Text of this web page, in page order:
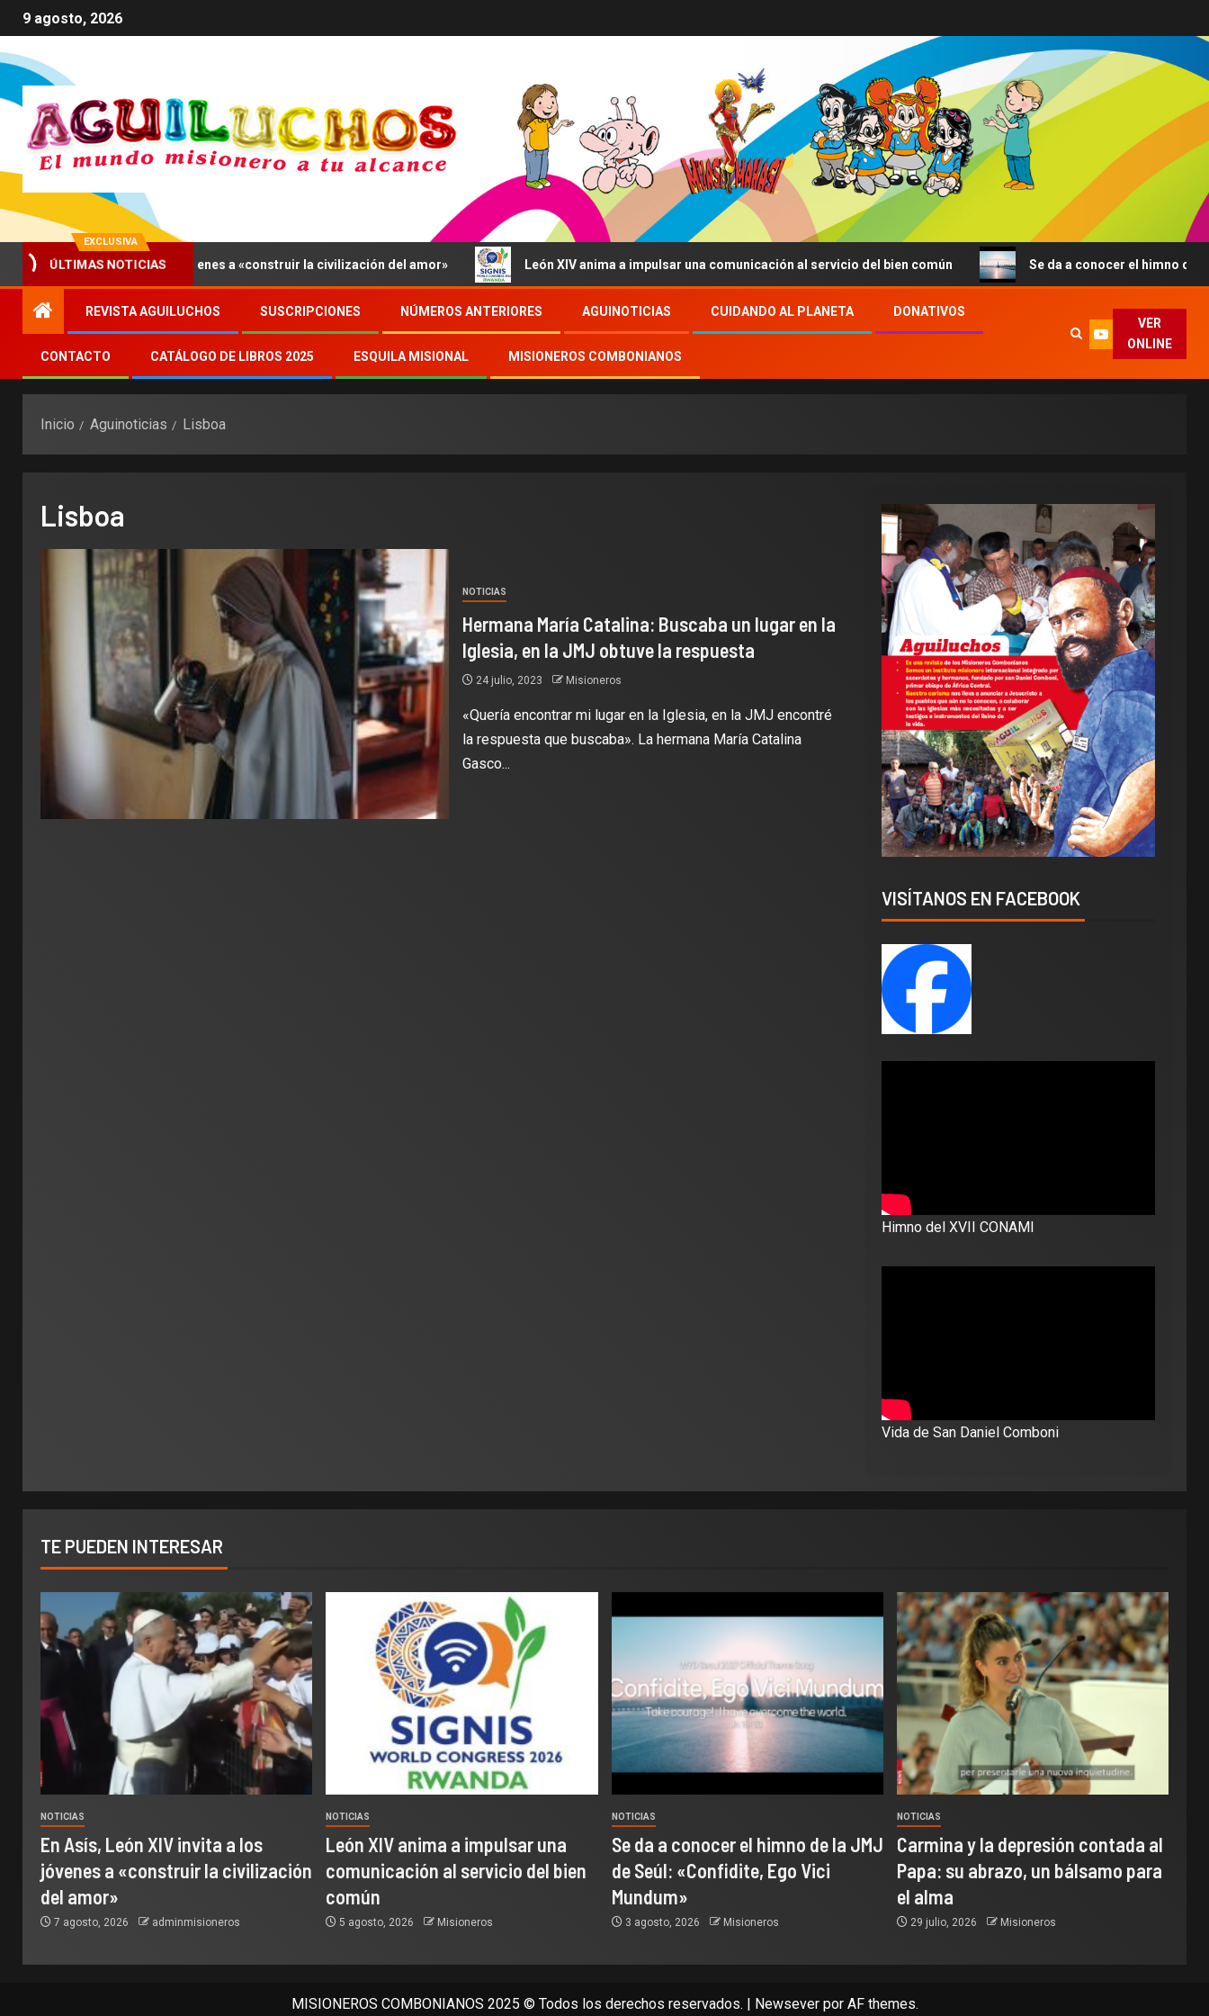
9 agosto, 2026
EXCLUSIVA
ÚLTIMAS NOTICIAS
León XIV invita a los jóvenes a «construir la civilización del amor» León XIV anima a impulsar una comunicación al servicio del bien común Se da a conocer el himno de la JMJ
REVISTA AGUILUCHOS SUSCRIPCIONES NÚMEROS ANTERIORES AGUINOTICIAS CUIDANDO AL PLANETA DONATIVOS
CONTACTO CATÁLOGO DE LIBROS 2025 ESQUILA MISIONAL MISIONEROS COMBONIANOS
VER
ONLINE
Inicio Aguinoticias Lisboa
Lisboa
NOTICIAS
Hermana María Catalina: Buscaba un lugar en la
Iglesia, en la JMJ obtuve la respuesta
24 julio, 2023 Misioneros
«Quería encontrar mi lugar en la Iglesia, en la JMJ encontré
la respuesta que buscaba». La hermana María Catalina
Gasco...
VISÍTANOS EN FACEBOOK
Himno del XVII CONAMI
Vida de San Daniel Comboni
TE PUEDEN INTERESAR
NOTICIAS
En Asís, León XIV invita a los
jóvenes a «construir la civilización
del amor»
7 agosto, 2026 adminmisioneros
NOTICIAS
León XIV anima a impulsar una
comunicación al servicio del bien
común
5 agosto, 2026 Misioneros
NOTICIAS
Se da a conocer el himno de la JMJ
de Seúl: «Confidite, Ego Vici
Mundum»
3 agosto, 2026 Misioneros
NOTICIAS
Carmina y la depresión contada al
Papa: su abrazo, un bálsamo para
el alma
29 julio, 2026 Misioneros
MISIONEROS COMBONIANOS 2025 © Todos los derechos reservados. | Newseverpor AF themes.